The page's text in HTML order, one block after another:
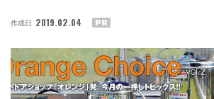
作成日 2019.02.04 PR